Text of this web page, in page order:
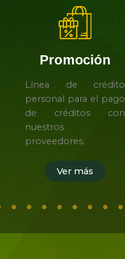
Promoción
Línea de crédito
personal para el pago
de créditos con
nuestros
proveedores.
Ver más